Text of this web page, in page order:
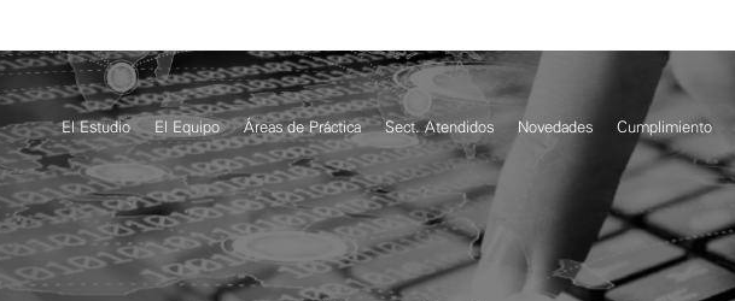
El Estudio El Equipo Áreas de Práctica Sect. Atendidos Novedades Cumplimiento